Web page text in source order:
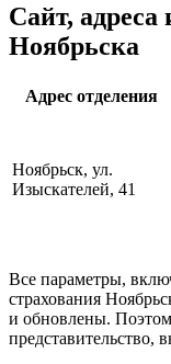
Сайт,
Ноябрьска
Адрес отделения
Ноябрьск, ул.
Изыскателей, 41
Все параметры,
страхования
и обновлены.
представительство,